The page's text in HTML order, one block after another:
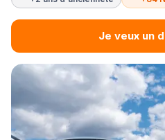
Je veux un